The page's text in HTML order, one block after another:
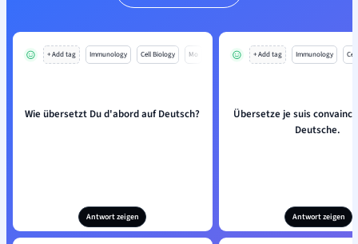
+ Add tag Immunology Cell Biology Mo
Wie übersetzt Du d'abord auf Deutsch?
Antwort zeigen
+ Add tag Immunology
Übersetze je suis
Deutsche.
Antwort zeigen